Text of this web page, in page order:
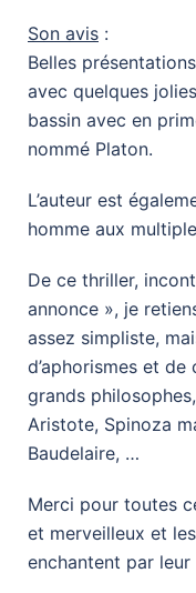
Son avis :
Belles
avec quelques
bassin avec en
nommé Platon.
L’auteur est
homme aux
De ce thriller,
annonce », je
assez simpliste,
d’aphorismes et
grands
Aristote, Spinoza
Baudelaire, …
Merci pour toutes
et merveilleux et
enchantent par leur